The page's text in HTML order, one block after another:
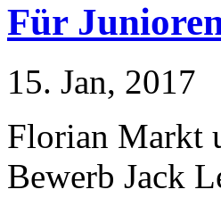
Für
15. Jan, 2017
Florian Markt
Bewerb Jack